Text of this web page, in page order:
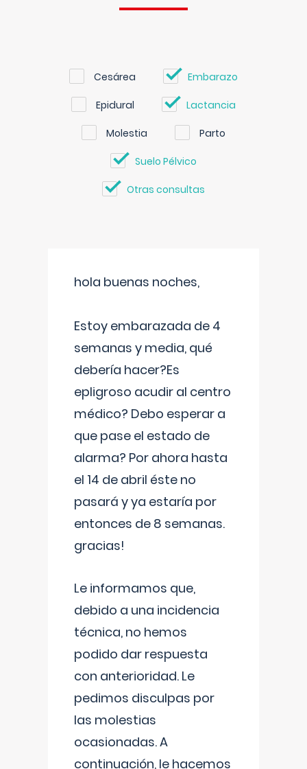
Cesárea Embarazo
Epidural Lactancia
Molestia Parto
Suelo Pélvico
Otras consultas
hola buenas noches,
Estoy embarazada de 4
semanas y media, qué
debería hacer?Es
epligroso acudir al centro
médico? Debo esperar a
que pase el estado de
alarma? Por ahora hasta
el 14 de abril éste no
pasará y ya estaría por
entonces de 8 semanas.
gracias!
Le informamos que,
debido a una incidencia
técnica, no hemos
podido dar respuesta
con anterioridad. Le
pedimos disculpas por
las molestias
ocasionadas. A
continuación, le hacemos